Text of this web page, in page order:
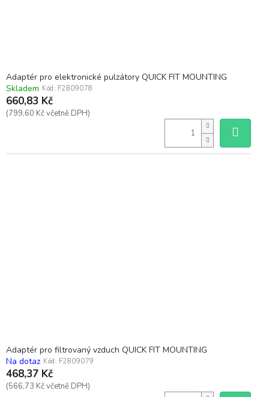
Adaptér pro elektronické pulzátory QUICK FIT MOUNTING
Skladem Kód: F2809078
660,83 Kč
(799,60 Kč včetně DPH)
Adaptér pro filtrovaný vzduch QUICK FIT MOUNTING
Na dotaz Kód: F2809079
468,37 Kč
(566,73 Kč včetně DPH)